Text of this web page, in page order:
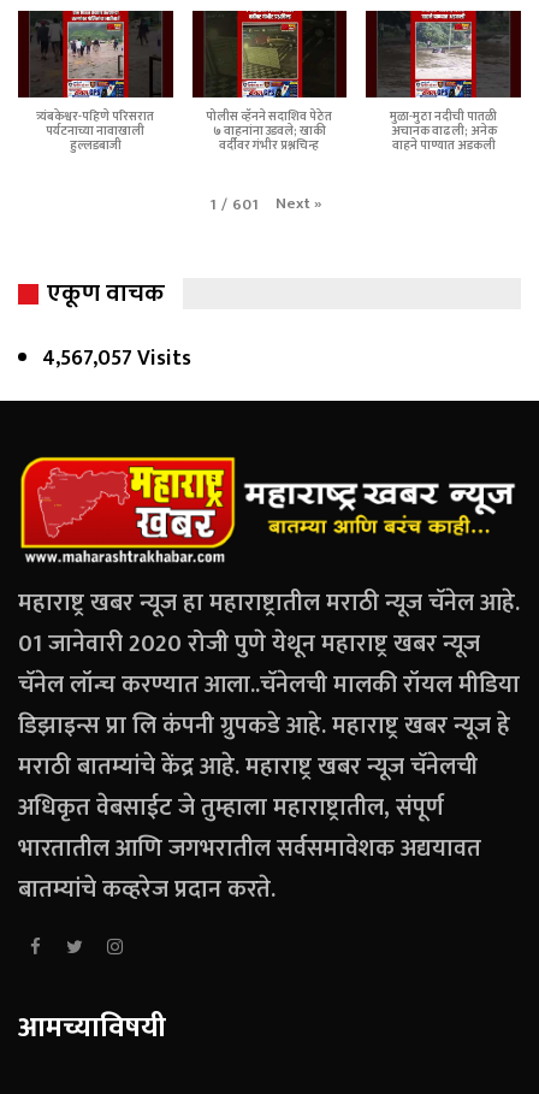
त्र्यंबकेश्वर-पहिणे परिसरात
पर्यटनाच्या नावाखाली
हुल्लडबाजी
पोलीस व्हॅनने सदाशिव पेठेत
७ वाहनांना उडवले; खाकी
वर्दीवर गंभीर प्रश्नचिन्ह
मुळा-मुठा नदीची पातळी
अचानक वाढली; अनेक
वाहने पाण्यात अडकली
1 / 601 Next»
एकूण वाचक
4,567,057 Visits
महाराष्ट्र खबर न्यूज हा महाराष्ट्रातील मराठी न्यूज चॅनेल आहे.
01 जानेवारी 2020 रोजी पुणे येथून महाराष्ट्र खबर न्यूज
चॅनेल लॉन्च करण्यात आला..चॅनेलची मालकी रॉयल मीडिया
डिझाइन्स प्रा लि कंपनी ग्रुपकडे आहे. महाराष्ट्र खबर न्यूज हे
मराठी बातम्यांचे केंद्र आहे. महाराष्ट्र खबर न्यूज चॅनेलची
अधिकृत वेबसाईट जे तुम्हाला महाराष्ट्रातील, संपूर्ण
भारतातील आणि जगभरातील सर्वसमावेशक अद्ययावत
बातम्यांचे कव्हरेज प्रदान करते.
आमच्याविषयी